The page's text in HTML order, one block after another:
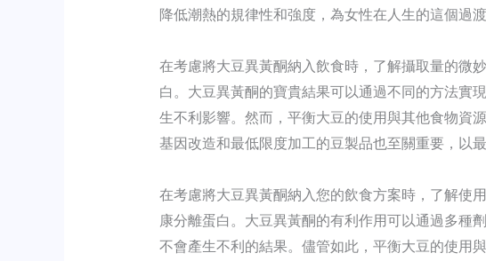
降低潮熱的規律性和強度，為女性在人生的這個過
在考慮將大豆異黃酮納入飲食時，了解攝取量的微
白。大豆異黃酮的寶貴結果可以通過不同的方法實
生不利影響。然而，平衡大豆的使用與其他食物資
基因改造和最低限度加工的豆製品也至關重要，以
在考慮將大豆異黃酮納入您的飲食方案時，了解使
康分離蛋白。大豆異黃酮的有利作用可以通過多種
不會產生不利的結果。儘管如此，平衡大豆的使用